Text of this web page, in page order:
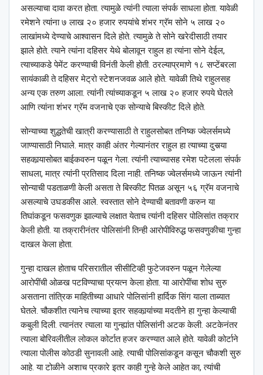
असल्याचा दावा करत होता. त्यामुळे त्यांनी त्याला संपर्क साधला होता. यावेळी
रमेशने त्यांना ७ लाख २० हजार रुपयांचे शंभर ग्रॅम सोने ५ लाख २०
लाखांमध्ये देण्याचे आश्‍वासन दिले होते. त्यामुळे ते सोने खरेदीसाठी तयार
झाले होते. त्याने त्यांना दहिसर येथे बोलावून राहुल हा त्यांना सोने देईल,
त्याच्याकडे पेमेंट करण्याची विनंती केली होती. ठरल्याप्रमाणे १८ सप्टेंबरला
सायंकाळी ते दहिसर मेट्रो स्टेशनजवळ आले होते. यावेळी तिथे राहुलसह
अन्य एक तरुण आला. त्यांनी त्यांच्याकडून ५ लाख २० हजार रुपये घेतले
आणि त्यांना शंभर ग्रॅम वजनाचे एक सोन्याचे बिस्कीट दिले होते.
सोन्याच्या शुद्धतेची खात्री करण्यासाठी ते राहुलसोबत तनिष्क ज्वेलर्समध्ये
जाण्यासाठी निघाले. मात्र काही अंतर गेल्यानंतर राहुल हा त्याच्या दुसर्‍या
सहकार्‍यासोबत बाईकवरुन पळून गेला. त्यांनी त्याच्यासह रमेश पटेलला संपर्क
साधला, मात्र त्यांनी प्रतिसाद दिला नाही. तनिष्क ज्वेलर्समध्ये जाऊन त्यांनी
सोन्याची पडताळणी केली असता ते बिस्कीट पितळ असून ५६ ग्रॅम वजनाचे
असल्याचे उघडकीस आले. स्वस्तात सोने देण्याची बतावणी करुन या
तिघांकडून फसवणुक झाल्याचे लक्षात येताच त्यांनी दहिसर पोलिसांत तक्रार
केली होती. या तक्रारीनंतर पोलिसांनी तिन्ही आरोपीविरुद्ध फसवणुकीचा गुन्हा
दाखल केला होता.
गुन्हा दाखल होताच परिसरातील सीसीटिव्ही फुटेजवरुन पळून गेलेल्या
आरोपींची ओळख पटविण्याचा प्रयत्न केला होता. या आरोपींचा शोध सुरु
असताना तांत्रिक माहितीच्या आधारे पोलिसांनी हार्दिक सिंग याला ताब्यात
घेतले. चौकशीत त्यानेच त्याच्या इतर सहकार्‍यांच्या मदतीने हा गुन्हा केल्याची
कबुली दिली. त्यानंतर त्याला या गुन्ह्यांत पोलिसांनी अटक केली. अटकेनंतर
त्याला बोरिवलीतील लोकल कोर्टात हजर करण्यात आले होते. यावेळी कोर्टाने
त्याला पोलीस कोठडी सुनावली आहे. त्याची पोलिसांकडून कसून चौकशी सुरु
आहे. या टोळीने अशाच प्रकारे इतर काही गुन्हे केले आहेत का, त्यांची